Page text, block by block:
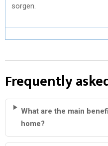
sorgen.
Frequently
What are the main
home?